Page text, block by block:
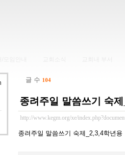
글 수 104
종려주일 말씀쓰기 숙
http://www.kegm.org/xe/
종려주일 말씀쓰기 숙제_2,3,4학년용